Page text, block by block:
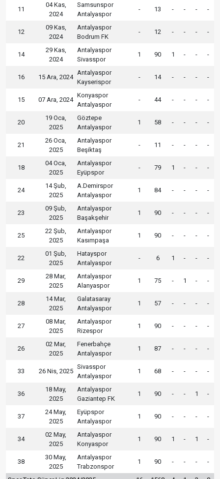
11
04 Kas,
2024
Samsunspor
Antalyaspor
- 13 - - - -
12
09 Kas,
2024
Antalyaspor
Bodrum FK
- 12 - - - -
14
29 Kas,
2024
Antalyaspor
Sivasspor
1 90 1 - - -
16 15 Ara, 2024
Antalyaspor
Kayserispor
- 14 - - - -
15 07 Ara, 2024
Konyaspor
Antalyaspor
- 44 - - - -
20
19 Oca,
2025
Göztepe
Antalyaspor
1 58 - - - -
21
26 Oca,
2025
Antalyaspor
Beşiktaş
- 11 - - - -
18
04 Oca,
2025
Antalyaspor
Eyüpspor
- 79 1 - - -
24
14 Şub,
2025
A.Demirspor
Antalyaspor
1 84 - - - -
23
09 Şub,
2025
Antalyaspor
Başakşehir
1 90 - - - -
25
22 Şub,
2025
Antalyaspor
Kasımpaşa
1 90 - - - -
22
01 Şub,
2025
Hatayspor
Antalyaspor
- 6 1 - - -
29
28 Mar,
2025
Antalyaspor
Alanyaspor
1 75 - 1 - -
28
14 Mar,
2025
Galatasaray
Antalyaspor
1 57 - - - -
27
08 Mar,
2025
Antalyaspor
Rizespor
1 90 - - - -
26
02 Mar,
2025
Fenerbahçe
Antalyaspor
1 87 - - - -
33 26 Nis, 2025
Sivasspor
Antalyaspor
1 68 - - - -
36
18 May,
2025
Antalyaspor
Gaziantep FK
1 90 - - 1 -
37
24 May,
2025
Eyüpspor
Antalyaspor
1 90 - - - -
34
02 May,
2025
Antalyaspor
Konyaspor
1 90 1 - 1 -
38
30 May,
2025
Antalyaspor
Trabzonspor
1 90 - - - -